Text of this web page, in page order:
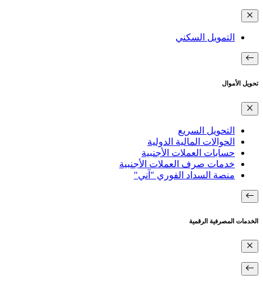
التمويل السكني
تحويل الأموال
التحويل السريع
الحوالات المالية الدولية
حسابات العملات الأجنبية
خدمات صرف العملات الأجنبية
منصة السداد الفوري "آني"
الخدمات المصرفية الرقمية